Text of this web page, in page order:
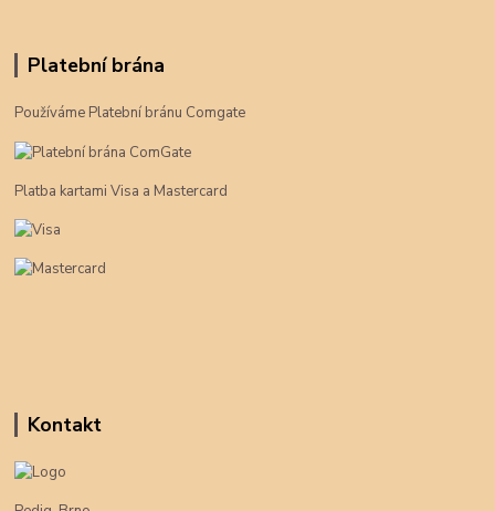
Platební brána
Používáme Platební bránu Comgate
Platba kartami Visa a Mastercard
Kontakt